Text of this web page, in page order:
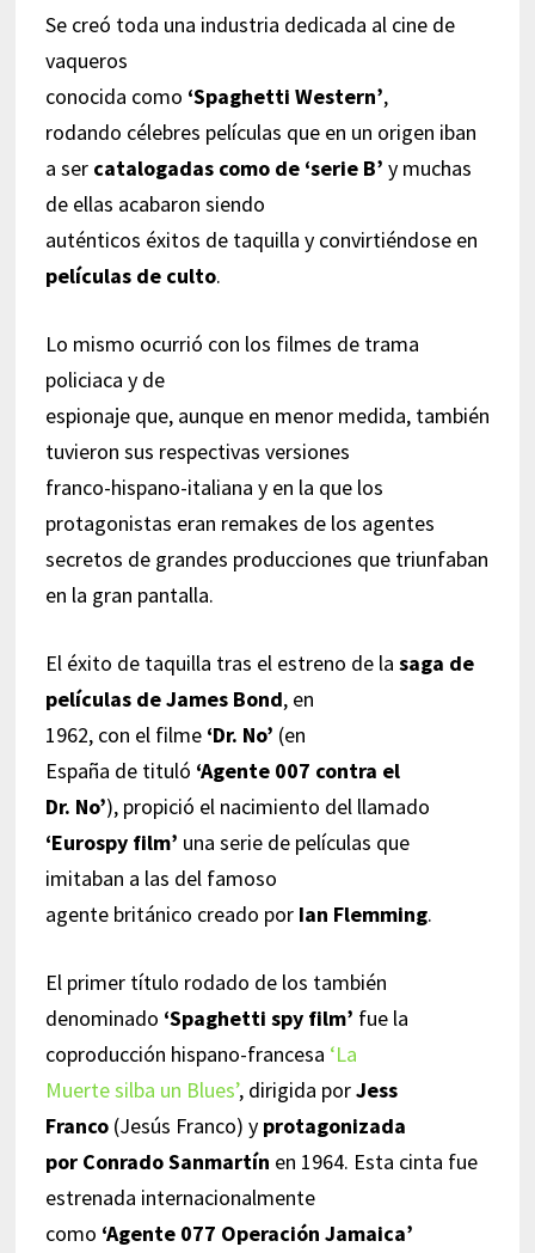
Se creó toda una industria dedicada al cine de
vaqueros
conocida como ‘Spaghetti Western’,
rodando célebres películas que en un origen iban
a ser catalogadas como de ‘serie B’ y muchas
de ellas acabaron siendo
auténticos éxitos de taquilla y convirtiéndose en
películas de culto.
Lo mismo ocurrió con los filmes de trama
policiaca y de
espionaje que, aunque en menor medida, también
tuvieron sus respectivas versiones
franco-hispano-italiana y en la que los
protagonistas eran remakes de los agentes
secretos de grandes producciones que triunfaban
en la gran pantalla.
El éxito de taquilla tras el estreno de la saga de
películas de James Bond, en
1962, con el filme ‘Dr. No’ (en
España de tituló ‘Agente 007 contra el
Dr. No’), propició el nacimiento del llamado
‘Eurospy film’ una serie de películas que
imitaban a las del famoso
agente británico creado por Ian Flemming.
El primer título rodado de los también
denominado ‘Spaghetti spy film’ fue la
coproducción hispano-francesa ‘La
Muerte silba un Blues’, dirigida porJess
Franco(Jesús Franco) y protagonizada
por Conrado Sanmartín en 1964. Esta cinta fue
estrenada internacionalmente
como ‘Agente 077 Operación Jamaica’